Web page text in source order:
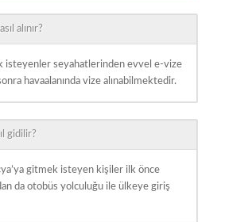
alınır?
isteyenler seyahatlerinden evvel e-vize
havaalanında vize alınabilmektedir.
gidilir?
gitmek isteyen kişiler ilk önce
da otobüs yolculuğu ile ülkeye giriş